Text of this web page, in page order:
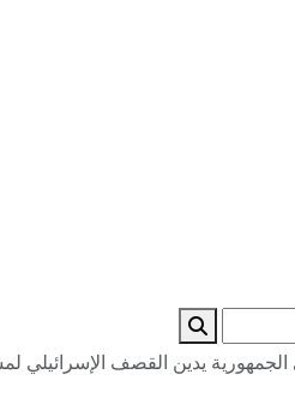
يدين القصف الإسرائيلي